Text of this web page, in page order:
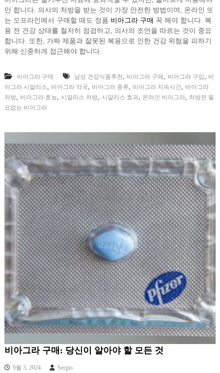
만 합니다. 의사의 처방을 받는 것이 가장 안전한 방법이며, 온라인 또
는 오프라인에서 구매할 때도 정품 비아그라 구매 꼭 해야 합니다. 복
용 전 건강 상태를 철저히 점검하고, 의사의 조언을 따르는 것이 중요
합니다. 또한, 가짜 제품과 잘못된 복용으로 인한 건강 위험을 피하기
위해 신중하게 접근해야 합니다.
비아그라 구매 남성 건강식품추천 , 비아그라 구매 , 비아그라 구입 , 비
아그라 시알리스, 비아그라 약국, 비아그라 종류, 비아그라 지속시간, 비아그라
처방, 비아그라 효능, 시알리스 처방, 시알리스 효과, 온라인 비아그라, 처방전 필
요없는 비아그라
비아그라 구매: 당신이 알아야 할 모든 것
9월 3, 2024 Sergio